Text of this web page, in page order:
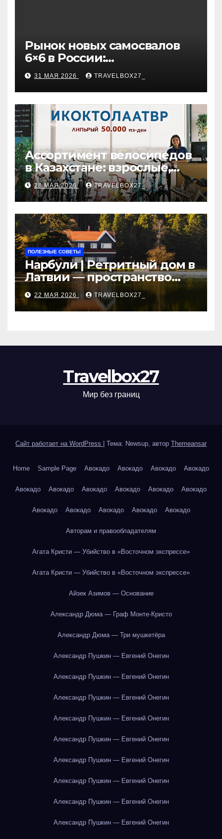
Рынок новых самосвалов
6×6 в России:
характеристики и цены
31 МАЯ 2026 TRAVELBOX27_
Ассортимент велосипедов
в Казахстане: взрослые,
детские и городские
модели, ценовые
категории и варианты
рассрочки
28 МАЯ 2026 TRAVELBOX27_
ПОЛЕЗНЫЕ СОВЕТЫ
Нарбули | Ретритный дом в
Латвии — пространство
для саморазвития и
восстановления
22 МАЯ 2026 TRAVELBOX27_
Travelbox27
Мир без границ
Сайт работает на WordPress Тема: Newsup, автор Themeansar
Home Sample Page Авокадо Авокадо Авокадо Авокадо
Авокадо Авокадо Авокадо Авокадо Авокадо Авокадо
Авокадо Авокадо Авокадо Авокадо Авокадо
Авторам и правообладателям
Агата Кристи — Убийство в «Восточном экспрессе»
Агата Кристи — Убийство в «Восточном экспрессе»
Айзек Азимов — Основание
Александр Дюма — Граф Монте-Кристо
Александр Дюма — Три мушкетёра
Александр Пушкин — Евгений Онегин
Александр Пушкин — Евгений Онегин
Александр Пушкин — Евгений Онегин
Александр Пушкин — Евгений Онегин
Александр Пушкин — Евгений Онегин
Александр Пушкин — Евгений Онегин
Александр Пушкин — Евгений Онегин
Александр Пушкин — Евгений Онегин
Александр Пушкин — Евгений Онегин